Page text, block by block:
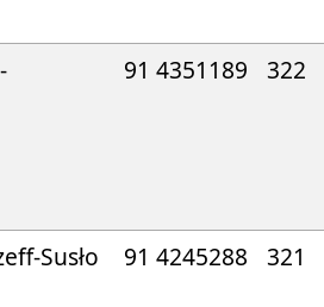
91 4351189 322
Susło 91 4245288 321